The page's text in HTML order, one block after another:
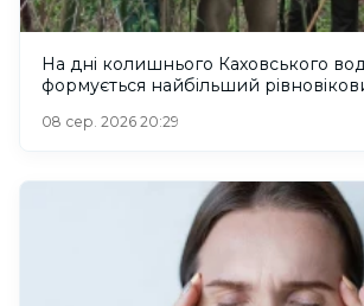
На дні колишнього Каховського
формується найбільший
08 сер. 2026 20:29